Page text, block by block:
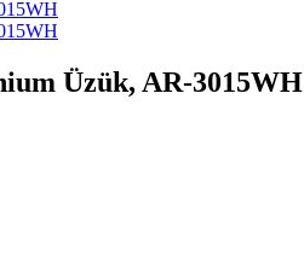
Üzük, AR-3015WH